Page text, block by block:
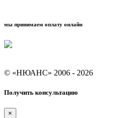
мы принимаем оплату онлайн
© «НЮАНС» 2006 - 2026
Получить консультацию
×